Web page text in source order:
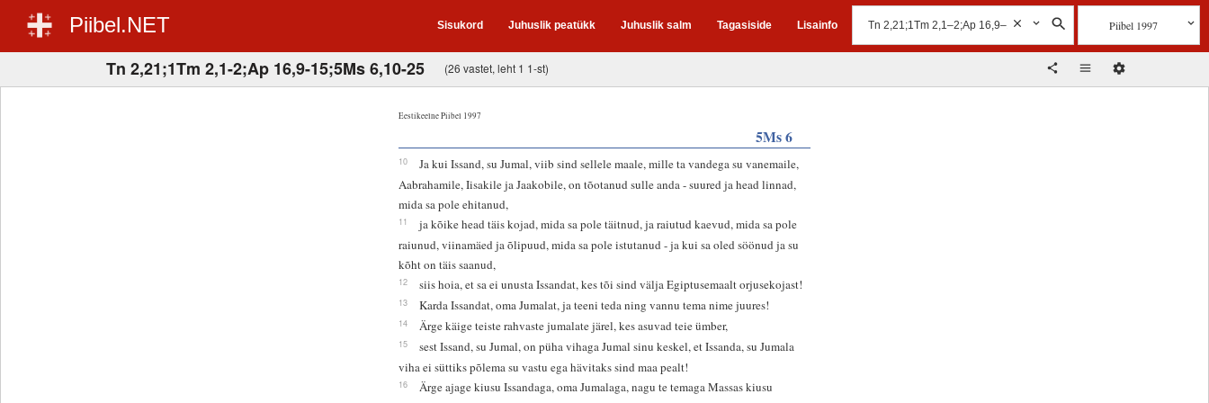
Piibel.NET Sisukord Juhuslik peatükk Juhuslik salm Tagasiside Lisainfo Piibel 1997
Tn 2,21;1Tm 2,1-2;Ap 16,9-15;5Ms 6,10-25 (26 vastet, leht 1 1-st)
Eestikeelne Piibel 1997
5Ms 6
10
Ja kui Issand, su Jumal, viib sind sellele maale, mille ta vandega su vanemaile,
Aabrahamile, Iisakile ja Jaakobile, on tõotanud sulle anda - suured ja head linnad,
mida sa pole ehitanud,
11
ja kõike head täis kojad, mida sa pole täitnud, ja raiutud kaevud, mida sa pole
raiunud, viinamäed ja õlipuud, mida sa pole istutanud - ja kui sa oled söönud ja su
kõht on täis saanud,
12 siis hoia, et sa ei unusta Issandat, kes tõi sind välja Egiptusemaalt orjusekojast!
13 Karda Issandat, oma Jumalat, ja teeni teda ning vannu tema nime juures!
14 Ärge käige teiste rahvaste jumalate järel, kes asuvad teie ümber,
15
sest Issand, su Jumal, on püha vihaga Jumal sinu keskel, et Issanda, su Jumala
viha ei süttiks põlema su vastu ega hävitaks sind maa pealt!
16
Ärge ajage kiusu Issandaga, oma Jumalaga, nagu te temaga Massas kiusu